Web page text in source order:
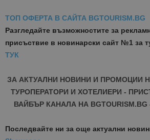
ТОП ОФЕРТА В САЙТА BGTOURISM.BG
Разгледайте възможностите за
присъствие в новинарски сайт №1 за
ТУК
ЗА АКТУАЛНИ НОВИНИ И ПРОМОЦИИ
ТУРОПЕРАТОРИ И ХОТЕЛИЕРИ -
ВАЙБЪР КАНАЛА НА BGTOURISM.BG
Последвайте ни за още актуални